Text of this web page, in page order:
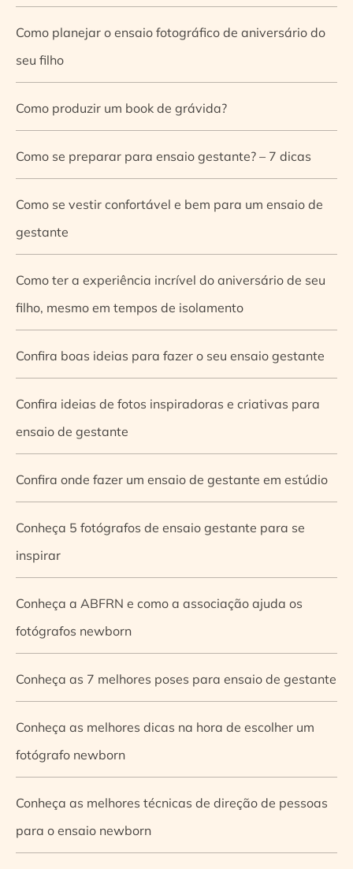
Como planejar o ensaio fotográfico de aniversário do
seu filho
Como produzir um book de grávida?
Como se preparar para ensaio gestante? – 7 dicas
Como se vestir confortável e bem para um ensaio de
gestante
Como ter a experiência incrível do aniversário de seu
filho, mesmo em tempos de isolamento
Confira boas ideias para fazer o seu ensaio gestante
Confira ideias de fotos inspiradoras e criativas para
ensaio de gestante
Confira onde fazer um ensaio de gestante em estúdio
Conheça 5 fotógrafos de ensaio gestante para se
inspirar
Conheça a ABFRN e como a associação ajuda os
fotógrafos newborn
Conheça as 7 melhores poses para ensaio de gestante
Conheça as melhores dicas na hora de escolher um
fotógrafo newborn
Conheça as melhores técnicas de direção de pessoas
para o ensaio newborn